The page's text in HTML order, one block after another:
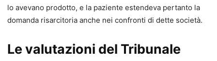
sulla liquidazione del danno e sulla gestione del rischio
assicurativo.
lo avevano prodotto, e la paziente estendeva pertanto la
domanda risarcitoria anche nei confronti di dette società.
Le valutazioni del Tribunale